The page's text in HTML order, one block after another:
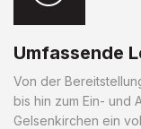
Umfassende
Von der
bis hin zum Ein- und
Gelsenkirchen ein